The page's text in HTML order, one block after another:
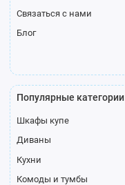
Связаться с нами
Блог
Популярные категории
Шкафы купе
Диваны
Кухни
Комоды и тумбы